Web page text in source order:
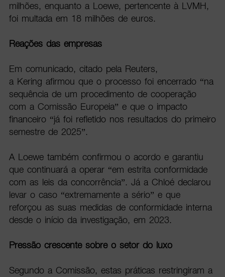
milhões, enquanto a Loewe, pertencente à LVMH,
foi multada em 18 milhões de euros.
Reações das empresas
Em comunicado, citado pela Reuters,
a Kering afirmou que o processo foi encerrado “na
sequência de um procedimento de cooperação
com a Comissão Europeia” e que o impacto
financeiro “já foi refletido nos resultados do primeiro
semestre de 2025”.
A Loewe também confirmou o acordo e garantiu
que continuará a operar “em estrita conformidade
com as leis da concorrência”. Já a Chloé declarou
levar o caso “extremamente a sério” e que
reforçou as suas medidas de conformidade interna
desde o início da investigação, em 2023.
Pressão crescente sobre o setor do luxo
Segundo a Comissão, estas práticas restringiram a